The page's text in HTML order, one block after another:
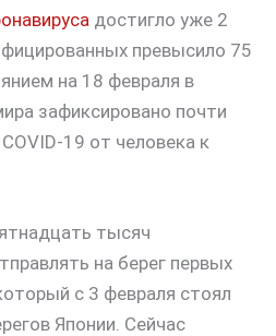
достигло уже 2
превысило 75
на 18 февраля в
зафиксировано почти
19 от человека к
тысяч
на берег первых
с 3 февраля стоял
Японии. Сейчас